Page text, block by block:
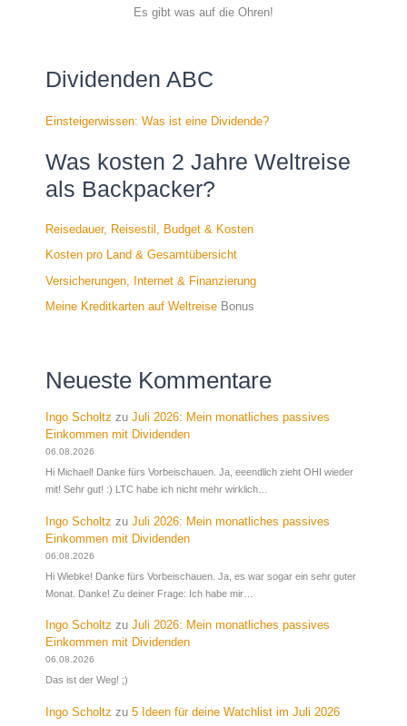
Es gibt was auf die Ohren!
Dividenden ABC
Einsteigerwissen: Was ist eine Dividende?
Was kosten 2 Jahre Weltreise
als Backpacker?
Reisedauer, Reisestil, Budget & Kosten
Kosten pro Land & Gesamtübersicht
Versicherungen, Internet & Finanzierung
Meine Kreditkarten auf Weltreise Bonus
Neueste Kommentare
Ingo Scholtz zu Juli 2026: Mein monatliches passives
Einkommen mit Dividenden
06.08.2026
Hi Michael! Danke fürs Vorbeischauen. Ja, eeendlich zieht OHI wieder
mit! Sehr gut! :) LTC habe ich nicht mehr wirklich…
Ingo Scholtz zu Juli 2026: Mein monatliches passives
Einkommen mit Dividenden
06.08.2026
Hi Wiebke! Danke fürs Vorbeischauen. Ja, es war sogar ein sehr guter
Monat. Danke! Zu deiner Frage: Ich habe mir…
Ingo Scholtz zu Juli 2026: Mein monatliches passives
Einkommen mit Dividenden
06.08.2026
Das ist der Weg! ;)
Ingo Scholtz zu 5 Ideen für deine Watchlist im Juli 2026